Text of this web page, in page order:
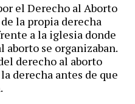
el Derecho al Aborto
la propia derecha
a la iglesia donde
aborto se organizaban.
derecho al aborto
derecha antes de que